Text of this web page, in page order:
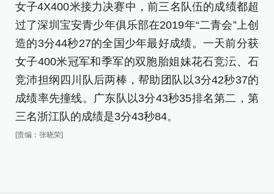
女子4X400米接力决赛中，前三名队伍的成绩都超
过了深圳宝安青少年俱乐部在2019年“二青会”上创
造的3分44秒27的全国少年最好成绩。一天前分获
女子400米冠军和季军的双胞胎姐妹花石竞沄、石
竞沛担纲四川队后两棒，帮助团队以3分42秒37的
成绩率先撞线。广东队以3分43秒35排名第二，第
三名浙江队的成绩是3分43秒84。
[责编：张晓荣]